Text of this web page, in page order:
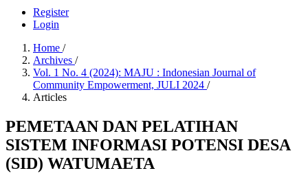
Register
Login
Home /
Archives /
Vol. 1 No. 4 (2024): MAJU : Indonesian Journal of
Community Empowerment, JULI 2024 /
Articles
PEMETAAN DAN PELATIHAN
SISTEM INFORMASI POTENSI DESA
(SID) WATUMAETA